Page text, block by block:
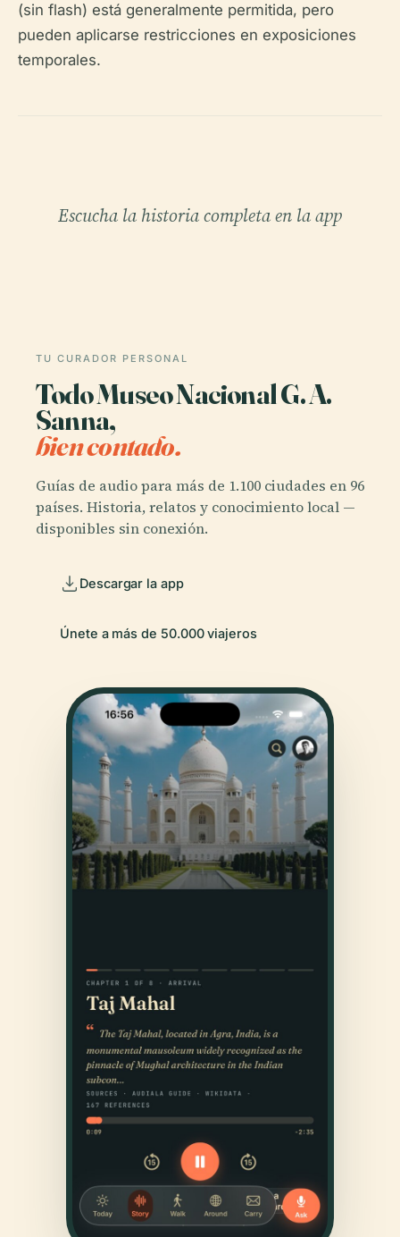
(sin flash) está generalmente permitida, pero
pueden aplicarse restricciones en exposiciones
temporales.
Escucha la historia completa en la app
TU CURADOR PERSONAL
Todo Museo Nacional G. A.
Sanna,
bien contado.
Guías de audio para más de 1.100 ciudades en 96
países. Historia, relatos y conocimiento local —
disponibles sin conexión.
Descargar la app
Únete a más de 50.000 viajeros